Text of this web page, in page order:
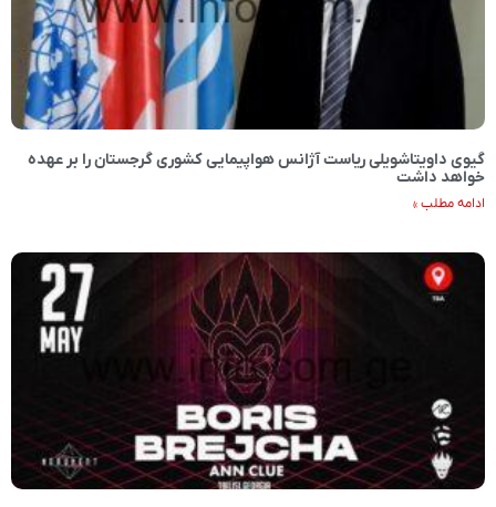
گیوی داویتاشویلی ریاست آژانس هواپیمایی کشوری گرجستان را بر عهده
خواهد داشت
ادامه مطلب »